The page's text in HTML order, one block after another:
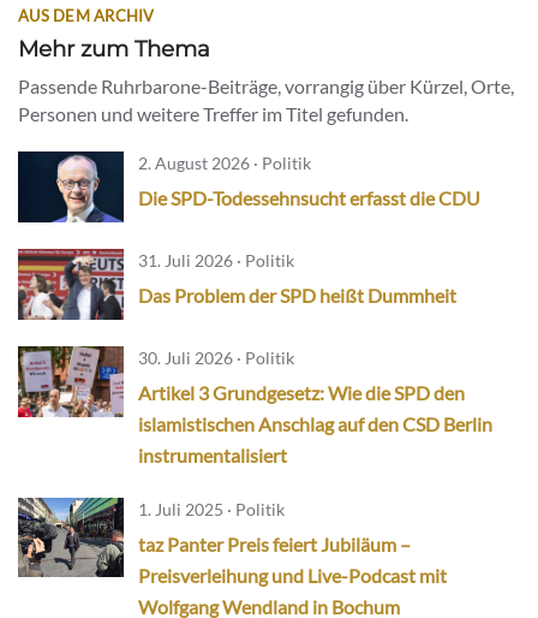
AUS DEM ARCHIV
Mehr zum Thema
Passende Ruhrbarone-Beiträge, vorrangig über Kürzel, Orte,
Personen und weitere Treffer im Titel gefunden.
2. August 2026 · Politik
Die SPD-Todessehnsucht erfasst die CDU
31. Juli 2026 · Politik
Das Problem der SPD heißt Dummheit
30. Juli 2026 · Politik
Artikel 3 Grundgesetz: Wie die SPD den
islamistischen Anschlag auf den CSD Berlin
instrumentalisiert
1. Juli 2025 · Politik
taz Panter Preis feiert Jubiläum –
Preisverleihung und Live-Podcast mit
Wolfgang Wendland in Bochum